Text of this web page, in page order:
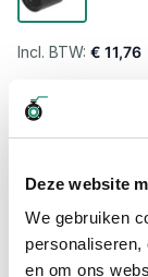
Deze website
We gebruiken
en om ons
€ 11,76
Levertijd wordt
15.000
Hoge
Snelle